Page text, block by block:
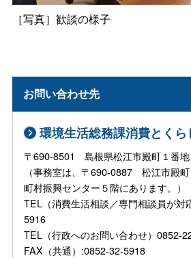
［写真］歓談の様子
お問い合わせ先
環境生活総務課消費とく
〒690-8501 島根県松江市殿町１番
（事務室は、〒690-0887 松江市殿
町村振興センター５階にあります。）
TEL（消費生活相談／専門相談員が対
5916
TEL（行政へのお問い合わせ）0852-
FAX（共通）:0852-32-5918